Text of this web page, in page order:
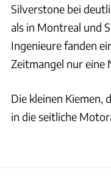
Silverstone bei
als in Montreal und
Ingenieure fanden
Zeitmangel nur eine
Die kleinen Kiemen,
in die seitliche